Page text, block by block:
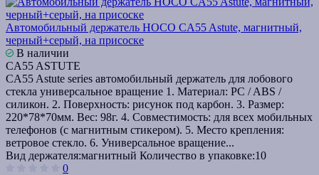
Автомобильный держатель HOCO CA55 Astute, магнитный,
черный+серый, на присоске
В наличии
CA55 ASTUTE
CA55 Astute series автомобильный держатель для лобового
стекла универсальное вращение 1. Материал: PC / ABS /
силикон. 2. Поверхность: рисунок под карбон. 3. Размер:
220*78*70мм. Вес: 98г. 4. Совместимость: для всех мобильных
телефонов (с магнитным стикером). 5. Место крепления:
ветровое стекло. 6. Универсальное вращение...
Вид держателя:магнитный Количество в упаковке:10
0